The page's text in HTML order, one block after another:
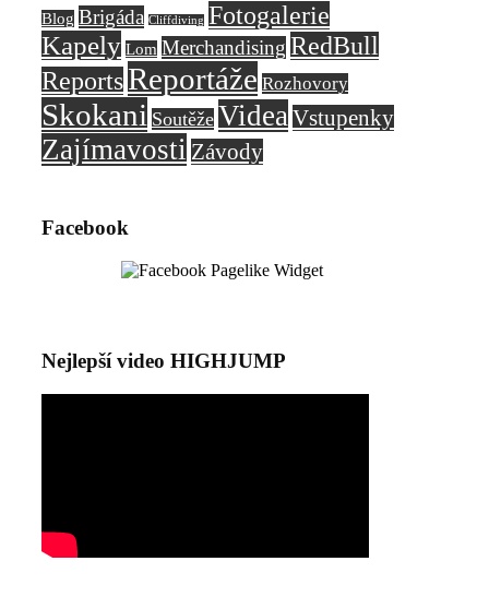
Blog Brigáda Cliffdiving Fotogalerie
Kapely Lom Merchandising RedBull
ReportsReportáže Rozhovory
Skokani Soutěže VideaVstupenky
Zajímavosti Závody
Facebook
Nejlepší video HIGHJUMP